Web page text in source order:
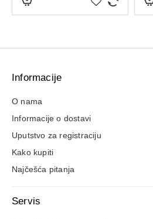
Informacije
O nama
Informacije o dostavi
Uputstvo za registraciju
Kako kupiti
Najčešća pitanja
Servis